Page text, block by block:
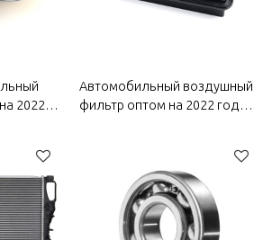
2022
Автомобильный воздушный
фильтр оптом на 2022 год
Автозапчасти для кузова